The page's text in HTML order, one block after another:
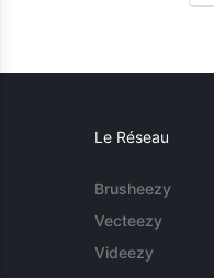
Le Réseau
Brusheezy
Vecteezy
Videezy